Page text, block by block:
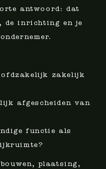
antwoord: dat
de inrichting en je
zakelijk
afgescheiden van
functie als
plaatsing,